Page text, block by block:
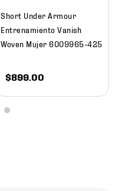
Short Under Armour
Entrenamiento Vanish
Woven Mujer 6009965-425
$899.00